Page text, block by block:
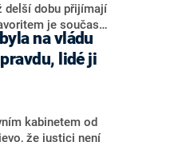
Česko není
delší dobu přijímají
je současná
pak bookmakeři
premiéra
Karla Havlíčka.
je poslanec za
Kubáček nicméně
zmíněné trojice
koalice dosud
na vládu
lidé ji
kabinetem od
že justici není